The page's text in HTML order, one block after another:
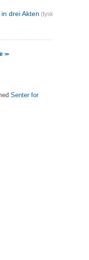
drei Akten (tysk)
>>
Senter for